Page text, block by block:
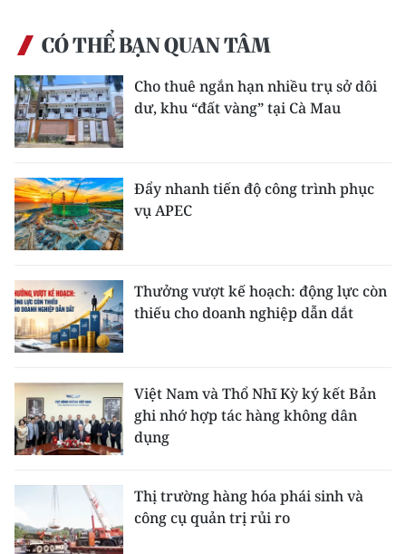
CÓ THỂ BẠN QUAN TÂM
Cho thuê ngắn hạn nhiều trụ sở dôi
dư, khu “đất vàng” tại Cà Mau
Đẩy nhanh tiến độ công trình phục
vụ APEC
Thưởng vượt kế hoạch: động lực còn
thiếu cho doanh nghiệp dẫn dắt
Việt Nam và Thổ Nhĩ Kỳ ký kết Bản
ghi nhớ hợp tác hàng không dân
dụng
Thị trường hàng hóa phái sinh và
công cụ quản trị rủi ro